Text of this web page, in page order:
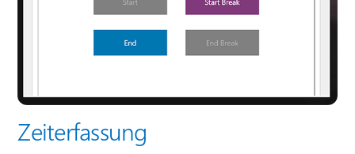
Zeiterfassung